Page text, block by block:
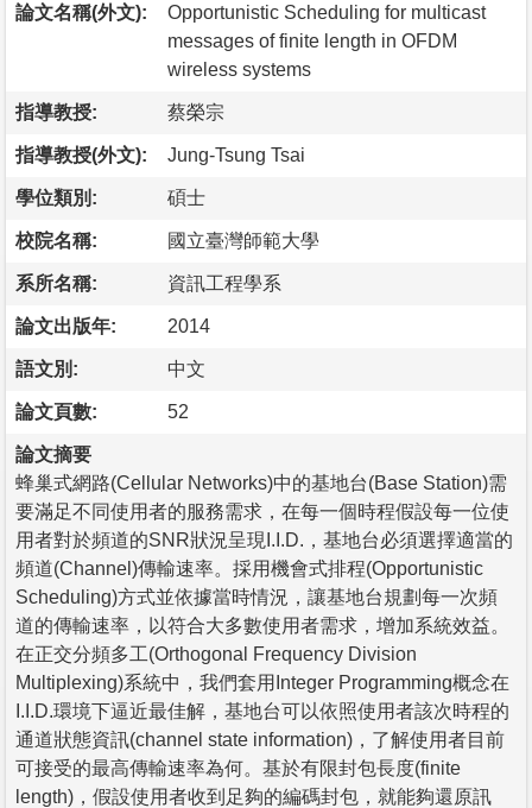
論文名稱(外文):
Opportunistic Scheduling for multicast
messages of finite length in OFDM
wireless systems
指導教授: 蔡榮宗
指導教授(外文): Jung-Tsung Tsai
學位類別: 碩士
校院名稱: 國立臺灣師範大學
系所名稱: 資訊工程學系
論文出版年: 2014
語文別: 中文
論文頁數: 52
論文摘要
蜂巢式網路(Cellular Networks)中的基地台(Base Station)需
要滿足不同使用者的服務需求，在每一個時程假設每一位使
用者對於頻道的SNR狀況呈現I.I.D.，基地台必須選擇適當的
頻道(Channel)傳輸速率。採用機會式排程(Opportunistic
Scheduling)方式並依據當時情況，讓基地台規劃每一次頻
道的傳輸速率，以符合大多數使用者需求，增加系統效益。
在正交分頻多工(Orthogonal Frequency Division
Multiplexing)系統中，我們套用Integer Programming概念在
I.I.D.環境下逼近最佳解，基地台可以依照使用者該次時程的
通道狀態資訊(channel state information)，了解使用者目前
可接受的最高傳輸速率為何。基於有限封包長度(finite
length)，假設使用者收到足夠的編碼封包，就能夠還原訊